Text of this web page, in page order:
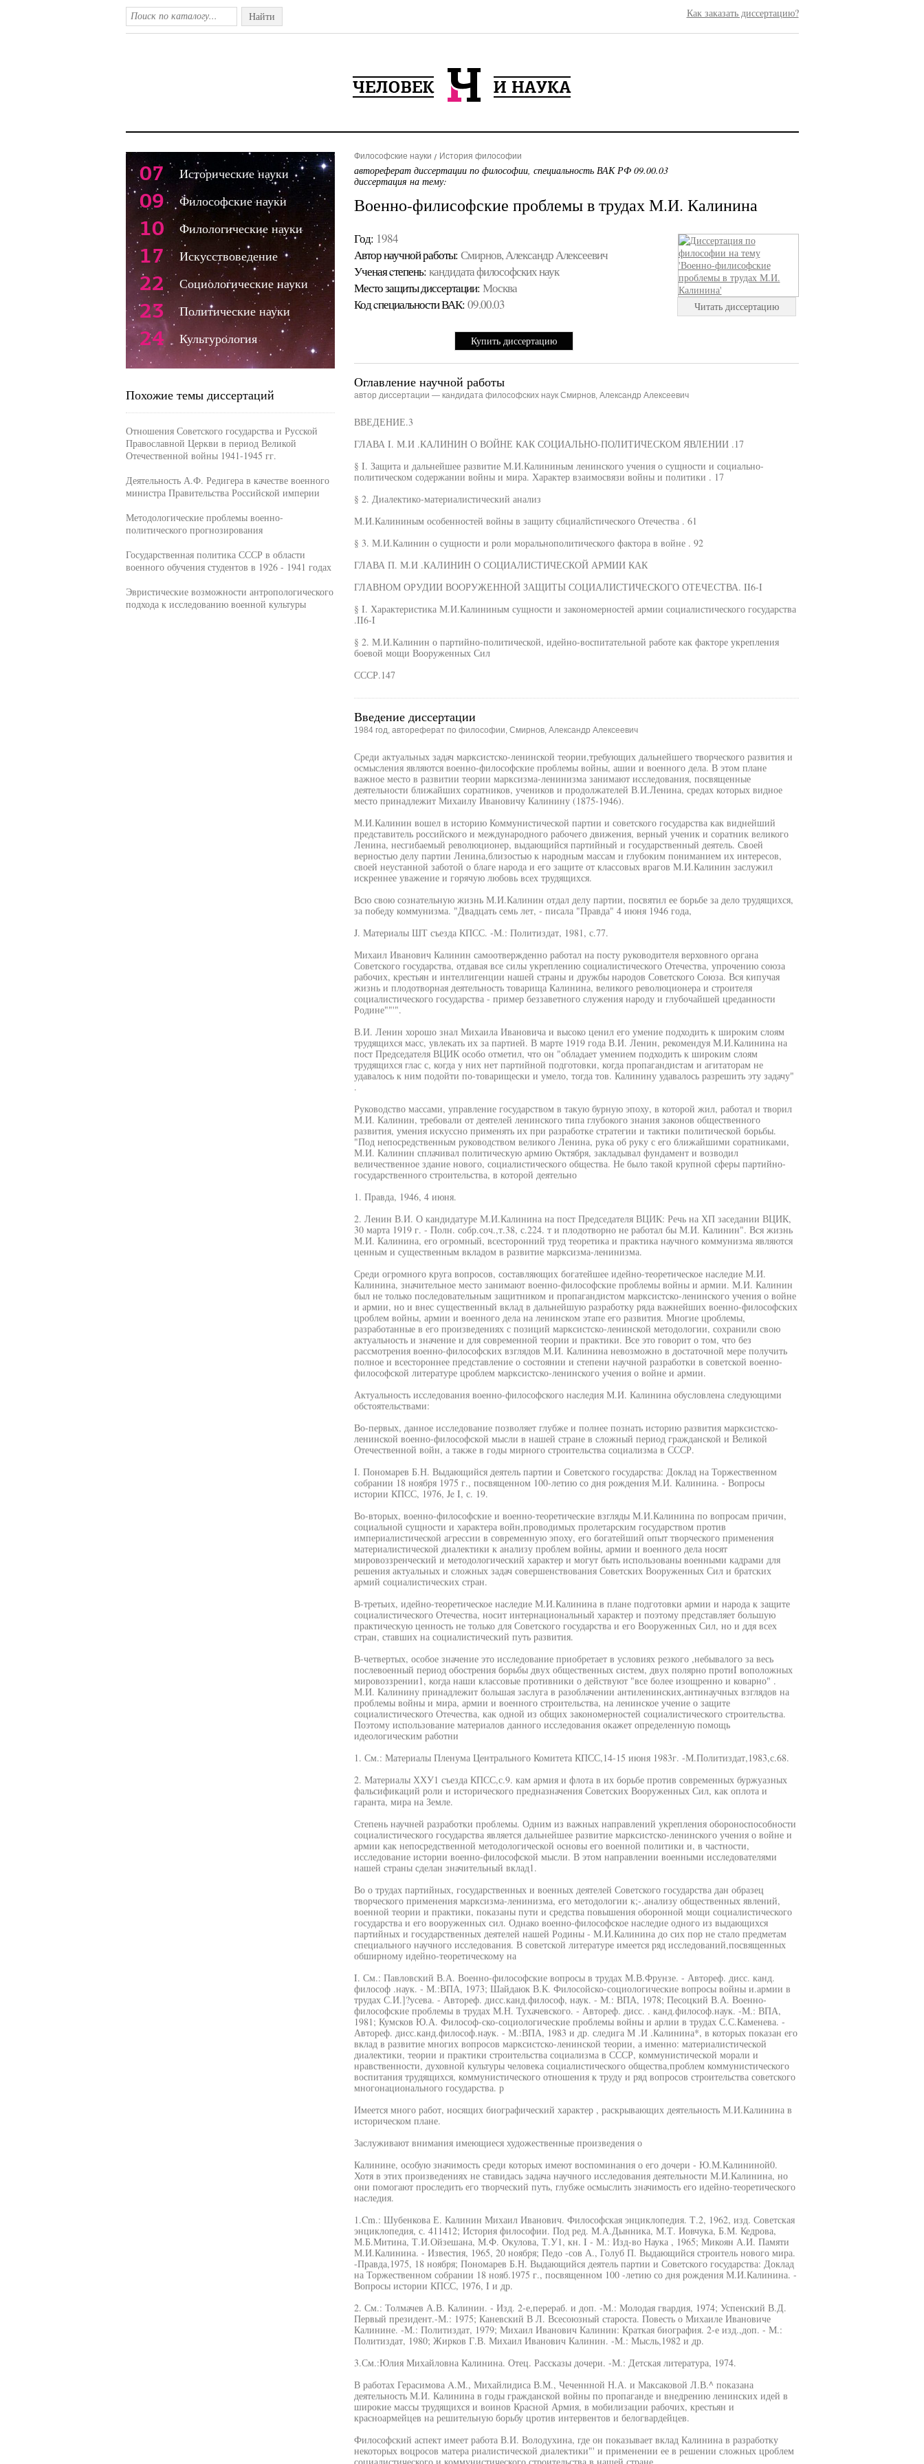
Найти Как заказать диссертацию?
Философские науки История философии
автореферат диссертации по философии, специальность ВАК РФ 09.00.03
диссертация на тему:
Военно-филисофские проблемы в трудах М.И. Калинина
Год: 1984
Автор научной работы: Смирнов, Александр Алексеевич
Ученая cтепень: кандидата философских наук
Место защиты диссертации: Москва
Код cпециальности ВАК: 09.00.03
Купить диссертацию
Читать диссертацию
Оглавление научной работы
автор диссертации — кандидата философских наук Смирнов, Александр Алексеевич
ВВЕДЕНИЕ.3
ГЛАВА I. М.И .КАЛИНИН О ВОЙНЕ КАК СОЦИАЛЬНО-ПОЛИТИЧЕСКОМ ЯВЛЕНИИ .17
§ I. Защита и дальнейшее развитие М.И.Калининым ленинского учения о сущности и социально-
политическом содержании войны и мира. Характер взаимосвязи войны и политики . 17
§ 2. Диалектико-материалистический анализ
М.И.Калининым особенностей войны в защиту сбциалйстического Отечества . 61
§ 3. М.И.Калинин о сущности и роли моральнополитического фактора в войне . 92
ГЛАВА П. М.И .КАЛИНИН О СОЦИАЛИСТИЧЕСКОЙ АРМИИ КАК
ГЛАВНОМ ОРУДИИ ВООРУЖЕННОЙ ЗАЩИТЫ СОЦИАЛИСТИЧЕСКОГО ОТЕЧЕСТВА. II6-I
§ I. Характеристика М.И.Калининым сущности и закономерностей армии социалистического государства
.II6-I
§ 2. М.И.Калинин о партийно-политической, идейно-воспитательной работе как факторе укрепления
боевой мощи Вооруженных Сил
СССР.147
Введение диссертации
1984 год, автореферат по философии, Смирнов, Александр Алексеевич
Среди актуальных задач марксистско-ленинской теории,требующих дальнейшего творческого развития и
осмысления являются военно-философские проблемы войны, ашии и военного дела. В этом плане
важное место в развитии теории марксизма-ленинизма занимают исследования, посвященные
деятельности ближайших соратников, учеников и продолжателей В.И.Ленина, средах которых видное
место принадлежит Михаилу Ивановичу Калинину (1875-1946).
М.И.Калинин вошел в историю Коммунистической партии и советского государства как виднейший
представитель российского и международного рабочего движения, верный ученик и соратник великого
Ленина, несгибаемый революционер, выдающийся партийный и государственный деятель. Своей
верностью делу партии Ленина,близостью к народным массам и глубоким пониманием их интересов,
своей неустанной заботой о благе народа и его защите от классовых врагов М.И.Калинин заслужил
искреннее уважение и горячую любовь всех трудящихся.
Всю свою сознательную жизнь М.И.Калинин отдал делу партии, посвятил ее борьбе за дело трудящихся,
за победу коммунизма. "Двадцать семь лет, - писала "Правда" 4 июня 1946 года,
J. Материалы ШТ съезда КПСС. -М.: Политиздат, 1981, с.77.
Михаил Иванович Калинин самоотвержденно работал на посту руководителя верховного органа
Советского государства, отдавая все силы укреплению социалистического Отечества, упрочению союза
рабочих, крестьян и интеллигенции нашей страны и дружбы народов Советского Союза. Вся кипучая
жизнь и плодотворная деятельность товарища Калинина, великого революционера и строителя
социалистического государства - пример беззаветного служения народу и глубочайшей цреданности
Родине""'".
В.И. Ленин хорошо знал Михаила Ивановича и высоко ценил его умение подходить к широким слоям
трудящихся масс, увлекать их за партией. В марте 1919 года В.И. Ленин, рекомендуя М.И.Калинина на
пост Председателя ВЦИК особо отметил, что он "обладает умением подходить к широким слоям
трудящихся глас с, когда у них нет партийной подготовки, когда пропагандистам и агитаторам не
удавалось к ним подойти по-товарищески и умело, тогда тов. Калинину удавалось разрешить эту задачу"
.
Руководство массами, управление государством в такую бурную эпоху, в которой жил, работал и творил
М.И. Калинин, требовали от деятелей ленинского типа глубокого знания законов общественного
развития, умения искуссно применять их при разработке стратегии и тактики политической борьбы.
"Под непосредственным руководством великого Ленина, рука об руку с его ближайшими соратниками,
М.И. Калинин сплачивал политическую армию Октября, закладывал фундамент и возводил
величественное здание нового, социалистического общества. Не было такой крупной сферы партийно-
государственного строительства, в которой деятельно
1. Правда, 1946, 4 июня.
2. Ленин В.И. О кандидатуре М.И.Калинина на пост Председателя ВЦИК: Речь на ХП заседании ВЦИК,
30 марта 1919 г. - Полн. собр.соч.,т.38, с.224. т и плодотворно не работал бы М.И. Калинин". Вся жизнь
М.И. Калинина, его огромный, всесторонний труд теоретика и практика научного коммунизма являются
ценным и существенным вкладом в развитие марксизма-ленинизма.
Среди огромного круга вопросов, составляющих богатейшее идейно-теоретическое наследие М.И.
Калинина, значительное место занимают военно-философские проблемы войны и армии. М.И. Калинин
был не только последовательным защитником и пропагандистом марксистско-ленинского учения о войне
и армии, но и внес существенный вклад в дальнейшую разработку ряда важнейших военно-философских
цроблем войны, армии и военного дела на ленинском этапе его развития. Многие цроблемы,
разработанные в его произведениях с позиций марксистско-ленинской методологии, сохранили свою
актуальность и значение и для современной теории и практики. Все это говорит о том, что без
рассмотрения военно-философских взглядов М.И. Калинина невозможно в достаточной мере получить
полное и всестороннее представление о состоянии и степени научной разработки в советской военно-
философской литературе цроблем марксистско-ленинского учения о войне и армии.
Актуальность исследования военно-философского наследия М.И. Калинина обусловлена следующими
обстоятельствами:
Во-первых, данное исследование позволяет глубже и полнее познать историю развития марксистско-
ленинской военно-философской мысли в нашей стране в сложный период гражданской и Великой
Отечественной войн, а также в годы мирного строительства социализма в СССР.
I. Пономарев Б.Н. Выдающийся деятель партии и Советского государства: Доклад на Торжественном
собрании 18 ноября 1975 г., посвященном 100-летию со дня рождения М.И. Калинина. - Вопросы
истории КПСС, 1976, Je I, с. 19.
Во-вторых, военно-философские и военно-теоретические взгляды М.И.Калинина по вопросам причин,
социальной сущности и характера войн,проводимых пролетарским государством против
империалистической агрессии в современную эпоху, его богатейший опыт творческого применения
материалистической диалектики к анализу проблем войны, армии и военного дела носят
мировоззренческий и методологический характер и могут быть использованы военными кадрами для
решения актуальных и сложных задач совершенствования Советских Вооруженных Сил и братских
армий социалистических стран.
В-третьих, идейно-теоретическое наследие М.И.Калинина в плане подготовки армии и народа к защите
социалистического Отечества, носит интернациональный характер и поэтому представляет большую
практическую ценность не только для Советского государства и его Вооруженных Сил, но и ддя всех
стран, ставших на социалистический путь развития.
В-четвертых, особое значение это исследование приобретает в условиях резкого ,небывалого за весь
послевоенный период обострения борьбы двух общественных систем, двух полярно протиI воположных
мировоззрении1, когда наши классовые противники о действуют "все более изощренно и коварно" .
М.И. Калинину принадлежит большая заслуга в разоблачении антиленинских,антинаучных взглядов на
проблемы войны и мира, армии и военного строительства, на ленинское учение о защите
социалистического Отечества, как одной из общих закономерностей социалистического строительства.
Поэтому использование материалов данного исследования окажет определенную помощь
идеологическим работни
1. См.: Материалы Пленума Центрального Комитета КПСС,14-15 июня 1983г. -М.Политиздат,1983,с.68.
2. Материалы ХХУ1 съезда КПСС,с.9. кам армия и флота в их борьбе против современных буржуазных
фальсификаций роли и исторического предназначения Советских Вооруженных Сил, как оплота и
гаранта, мира на Земле.
Степень научней разработки проблемы. Одним из важных направлений укрепления обороноспособности
социалистического государства является дальнейшее развитие марксистско-ленинского учения о войне и
армии как непосредственной методологической основы его военной политики и, в частности,
исследование истории военно-философской мысли. В этом направлении военными исследователями
нашей страны сделан значительный вклад1.
Во о трудах партийных, государственных и военных деятелей Советского государства дан образец
творческого применения марксизма-ленинизма, его методологии к;-.анализу общественных явлений,
военной теории и практики, показаны пути и средства повышения оборонной мощи социалистического
государства и его вооруженных сил. Однако военно-философское наследие одного из выдающихся
партийных и государственных деятелей нашей Родины - М.И.Калинина до сих пор не стало предметам
специального научного исследования. В советской литературе имеется ряд исследований,посвященных
обширному идейно-теоретическому на
I. См.: Павловский В.А. Военно-философские вопросы в трудах М.В.Фрунзе. - Автореф. дисс. канд.
философ .наук. - М.:ВПА, 1973; Шайдаюк В.К. Филосойско-социологические вопросы войны и.армии в
трудах С.И.]?усева. - Автореф. дисс.канд.философ, наук. - М.: ВПА, 1978; Песоцкий В.А. Военно-
философские проблемы в трудах М.Н. Тухачевского. - Автореф. дисс. . канд.философ.наук. -М.: ВПА,
1981; Кумсков Ю.А. Философ-ско-социологические проблемы войны и арлии в трудах С.С.Каменева. -
Автореф. дисс.канд.философ.наук. - М.:ВПА, 1983 и др. следига М .И .Калинина*, в которых показан его
вклад в развитие многих вопросов марксистско-ленинской теории, а именно: материалистической
диалектики, теории и практики строительства социализма в СССР, коммунистической морали и
нравственности, духовной культуры человека социалистического общества,проблем коммунистического
воспитания трудящихся, коммунистического отношения к труду и ряд вопросов строительства советского
многонационального государства. р
Имеется много работ, носящих биографический характер , раскрывающих деятельность М.И.Калинина в
историческом плане.
Заслуживают внимания имеющиеся художественные произведения о
Калинине, особую значимость среди которых имеют воспоминания о его дочери - Ю.М.Калининой0.
Хотя в этих произведениях не ставидась задача научного исследования деятельности М.И.Калинина, но
они помогают проследить его творческий путь, глубже осмыслить значимость его идейно-теоретического
наследия.
1.Cm.: Шубенкова Е. Калинин Михаил Иванович. Философская энциклопедия. Т.2, 1962, изд. Советская
энциклопедия, с. 411412; История философии. Под ред. М.А.Дынника, М.Т. Иовчука, Б.М. Кедрова,
М.Б.Митина, Т.И.Ойзешана, М.Ф. Окулова, Т.У1, кн. I - М.: Изд-во Наука , 1965; Микоян А.И. Памяти
М.И.Калинина. - Известия, 1965, 20 ноября; Педо -сов А., Голуб П. Выдающийся строитель нового мира.
-Правда,1975, 18 ноября; Пономарев Б.Н. Выдающийся деятель партии и Советского государства: Доклад
на Торжественном собрании 18 нояб.1975 г., посвященном 100 -летию со дня рождения М.И.Калинина. -
Вопросы истории КПСС, 1976, I и др.
2. См.: Толмачев А.В. Калинин. - Изд. 2-е,перераб. и доп. -М.: Молодая гвардия, 1974; Успенский В.Д.
Первый президент.-М.: 1975; Каневский В Л. Всесоюзный староста. Повесть о Михаиле Ивановиче
Калинине. -М.: Политиздат, 1979; Михаил Иванович Калинин: Краткая биография. 2-е изд.,доп. - М.:
Политиздат, 1980; Жирков Г.В. Михаил Иванович Калинин. -М.: Мысль,1982 и др.
3.См.:Юлия Михайловна Калинина. Отец. Рассказы дочери. -М.: Детская литература, 1974.
В работах Герасимова A.M., Михайлидиса В.М., Чеченнной Н.А. и Максаковой Л.В.^ показана
деятельность М.И. Калинина в годы гражданской войны по пропаганде и внедрению ленинских идей в
широкие массы трудящихся и воинов Красной Армия, в мобилизации рабочих, крестьян и
красноармейцев на решительную борьбу цротив интервентов и белогвардейцев.
Философский аспект имеет работа В.И. Володухина, где он показывает вклад Калинина в разработку
некоторых воцросов матера риалистической диалектики"' и применении ее в решении сложных цроблем
07 Исторические науки
09 Философские науки
10 Филологические науки
17 Искусствоведение
22 Социологические науки
23 Политические науки
24 Культурология
Похожие темы диссертаций
Отношения Советского государства и Русской
Православной Церкви в период Великой
Отечественной войны 1941-1945 гг.
Деятельность А.Ф. Редигера в качестве военного
министра Правительства Российской империи
Методологические проблемы военно-
политического прогнозирования
Государственная политика СССР в области
военного обучения студентов в 1926 - 1941 годах
Эвристические возможности антропологического
подхода к исследованию военной культуры